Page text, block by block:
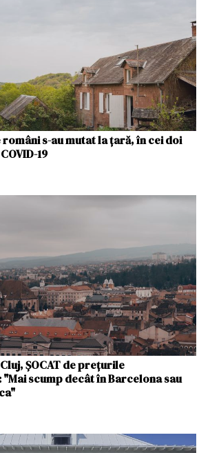
români s-au mutat la țară, în cei doi
19
ȘOCAT de prețurile
scump decât în Barcelona sau